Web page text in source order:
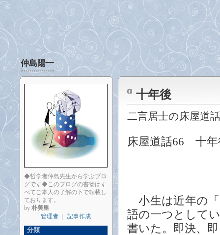
仲島陽一
十年後
二言居士の床屋道話
床屋道話66 十年
小生は近年の
語の一つとして
書いた。即決、
◆哲学者仲島先生から学ぶブロ
グです◆このブログの書物はす
べてご本人の了解の下で転載し
ております。
by 朴美里
管理者
記事作成
分類